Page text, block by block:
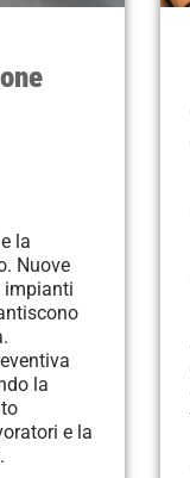
la
Nuove
impianti
la
e la